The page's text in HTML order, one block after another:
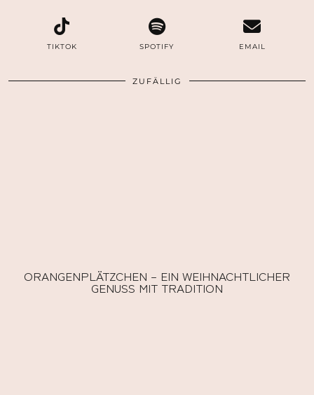
TIKTOK SPOTIFY EMAIL
ZUFÄLLIG
ORANGENPLÄTZCHEN – EIN WEIHNACHTLICHER
GENUSS MIT TRADITION